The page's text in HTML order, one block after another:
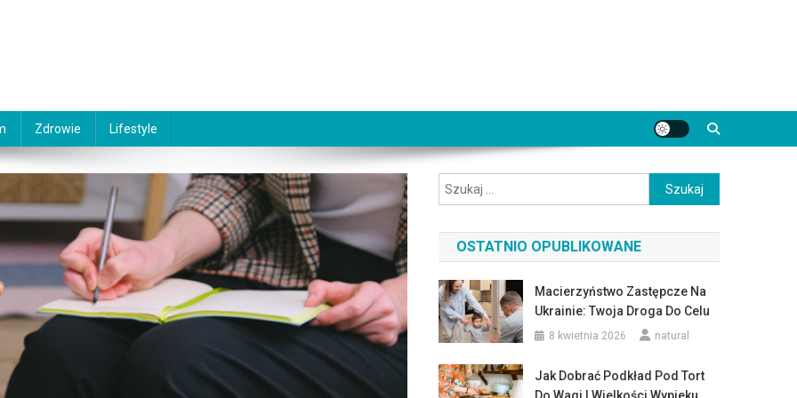
Zdrowie Lifestyle
Szukaj:
OSTATNIO OPUBLIKOWANE
Macierzyństwo Zastępcze Na
Ukrainie: Twoja Droga Do Celu
8 kwietnia 2026 natural
Jak Dobrać Podkład Pod Tort